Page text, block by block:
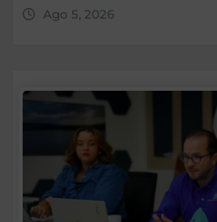
Ago 5, 2026